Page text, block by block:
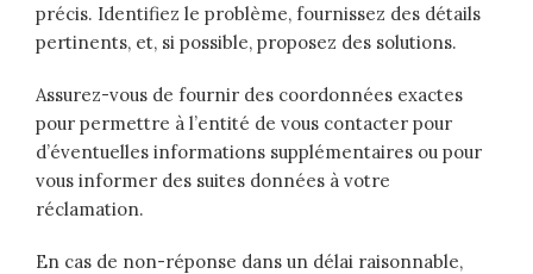
précis. Identifiez le problème, fournissez des détails
pertinents, et, si possible, proposez des solutions.
Assurez-vous de fournir des coordonnées exactes
pour permettre à l’entité de vous contacter pour
d’éventuelles informations supplémentaires ou pour
vous informer des suites données à votre
réclamation.
En cas de non-réponse dans un délai raisonnable,